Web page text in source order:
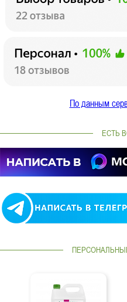
По данным
ЕСТЬ